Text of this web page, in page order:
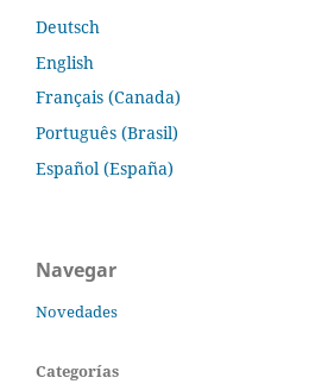
Deutsch
English
Français (Canada)
Português (Brasil)
Español (España)
Navegar
Novedades
Categorías